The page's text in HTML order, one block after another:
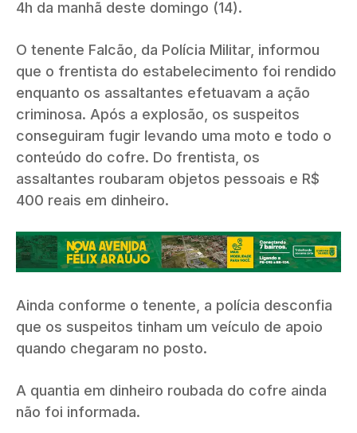
4h da manhã deste domingo (14).
O tenente Falcão, da Polícia Militar, informou
que o frentista do estabelecimento foi rendido
enquanto os assaltantes efetuavam a ação
criminosa. Após a explosão, os suspeitos
conseguiram fugir levando uma moto e todo o
conteúdo do cofre. Do frentista, os
assaltantes roubaram objetos pessoais e R$
400 reais em dinheiro.
Ainda conforme o tenente, a polícia desconfia
que os suspeitos tinham um veículo de apoio
quando chegaram no posto.
A quantia em dinheiro roubada do cofre ainda
não foi informada.